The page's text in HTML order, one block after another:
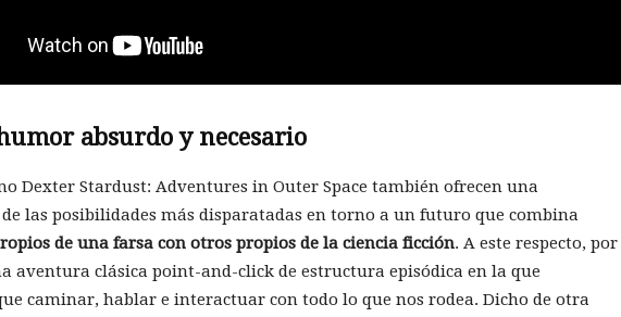
absurdo y necesario
Dexter Stardust: Adventures in Outer Space también ofrecen una
las posibilidades más disparatadas en torno a un futuro que combina
de una farsa con otros propios de la ciencia ficción. A este respecto, por
aventura clásica point-and-click de estructura episódica en la que
caminar, hablar e interactuar con todo lo que nos rodea. Dicho de otra